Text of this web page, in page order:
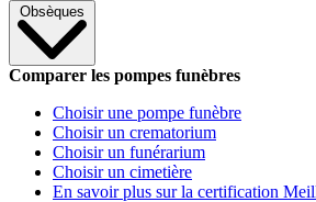
Obsèques
Comparer les pompes funèbres
Choisir une pompe funèbre
Choisir un crematorium
Choisir un funérarium
Choisir un cimetière
En savoir plus sur la certification